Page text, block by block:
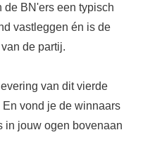
de BN'ers een typisch
vastleggen én is de
de partij.
van dit vierde
vond je de winnaars
in jouw ogen bovenaan